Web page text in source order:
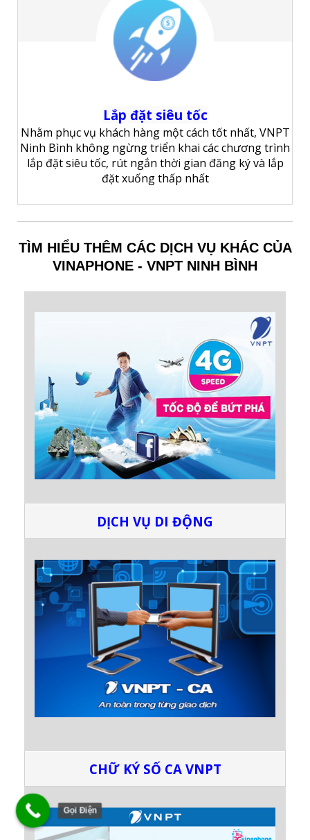
Lắp đặt siêu tốc
Nhằm phục vụ khách hàng một cách tốt nhất, VNPT
Ninh Bình không ngừng triển khai các chương trình
lắp đặt siêu tốc, rút ngắn thời gian đăng ký và lắp
đặt xuống thấp nhất
TÌM HIỂU THÊM CÁC DỊCH VỤ KHÁC CỦA
VINAPHONE - VNPT NINH BÌNH
DỊCH VỤ DI ĐỘNG
CHỮ KÝ SỐ CA VNPT
Gọi Điện